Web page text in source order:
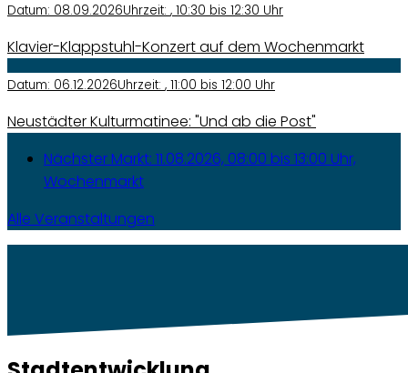
Datum: 08.09.2026Uhrzeit: , 10:30 bis 12:30 Uhr
Klavier-Klappstuhl-Konzert auf dem Wochenmarkt
Datum: 06.12.2026Uhrzeit: , 11:00 bis 12:00 Uhr
Neustädter Kulturmatinee: "Und ab die Post"
Nächster Markt: 11.08.2026, 08:00 bis 13:00 Uhr,
Wochenmarkt
Alle Veranstaltungen